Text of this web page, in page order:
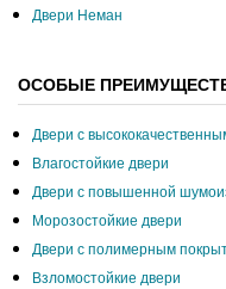
Двери Неман
ОСОБЫЕ
Двери с
Влагостойкие двери
Двери с повышенной
Морозостойкие двери
Двери с полимерным
Взломостойкие двери